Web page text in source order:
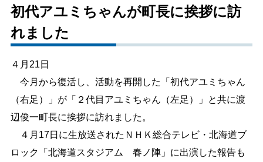
しごと・産業
文字サイズ
標準 拡大
色合い
白 黒 黄 青
初代アユミちゃんが町長に挨拶に訪
れました
４月21日
今月から復活し、活動を再開した「初代アユミちゃん
（右足）」が「２代目アユミちゃん（左足）」と共に渡
辺俊一町長に挨拶に訪れました。
４月17日に生放送されたＮＨＫ総合テレビ・北海道ブ
ロック「北海道スタジアム 春ノ陣」に出演した報告も